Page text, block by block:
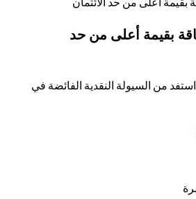
بقيمة أعلى من حد
استفد من السيولة النقدية الفائضة في